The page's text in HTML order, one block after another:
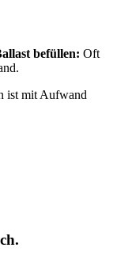
befüllen: Oft
ist mit Aufwand